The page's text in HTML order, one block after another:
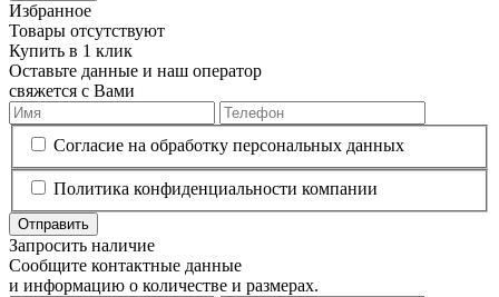
Избранное
Товары отсутствуют
Купить в 1 клик
Оставьте данные и наш оператор
свяжется с Вами
Согласие на обработку персональных данных
Политика конфиденциальности компании
Отправить
Запросить наличие
Сообщите контактные данные
и информацию о количестве и размерах.